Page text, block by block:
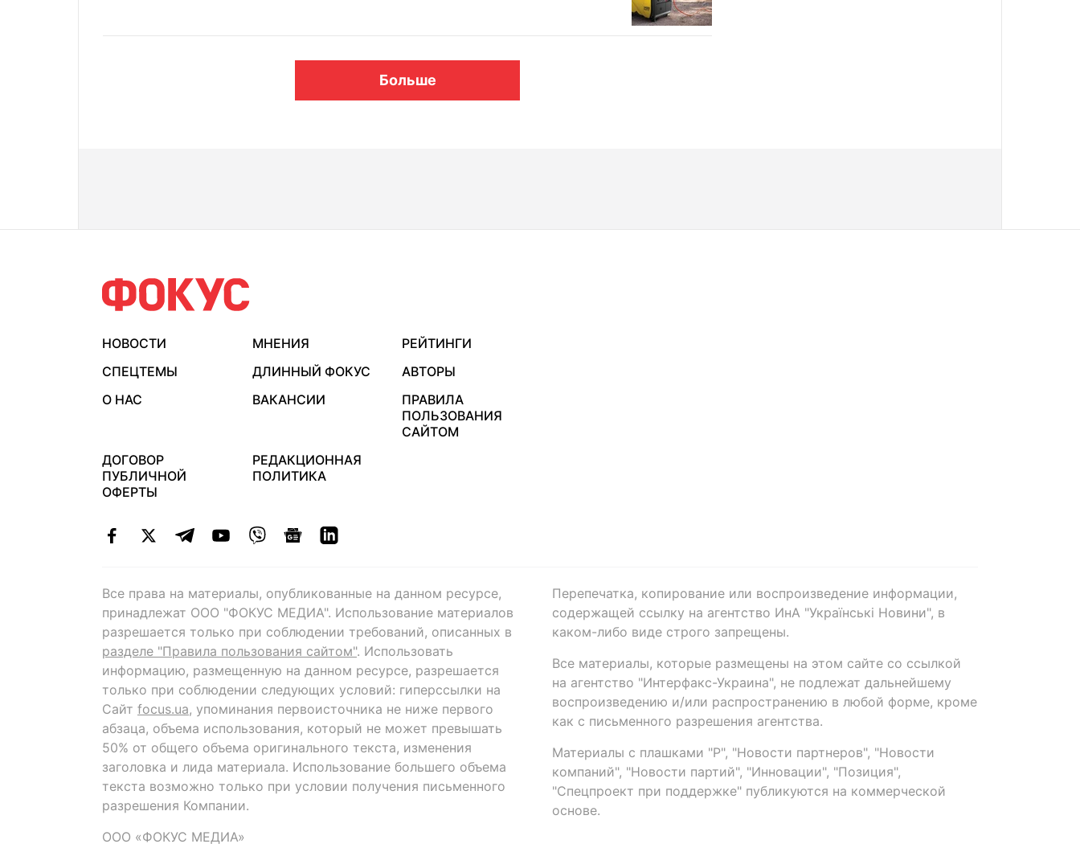
Больше
НОВОСТИ МНЕНИЯ
РЕЙТИНГИ
СПЕЦТЕМЫ
ДЛИННЫЙ ФОКУС
АВТОРЫ
О НАС
ВАКАНСИИ
ПРАВИЛА
ПОЛЬЗОВАНИЯ
САЙТОМ
ДОГОВОР
ПУБЛИЧНОЙ
ОФЕРТЫ
РЕДАКЦИОННАЯ
ПОЛИТИКА
Все права на материалы, опубликованные на данном ресурсе,
принадлежат ООО "ФОКУС МЕДИА". Использование материалов
разрешается только при соблюдении требований, описанных в
разделе "Правила пользования сайтом". Использовать
информацию, размещенную на данном ресурсе, разрешается
только при соблюдении следующих условий: гиперссылки на
Сайт focus.ua, упоминания первоисточника не ниже первого
абзаца, объема использования, который не может превышать
50% от общего объема оригинального текста, изменения
заголовка и лида материала. Использование большего объема
текста возможно только при условии получения письменного
разрешения Компании.
ООО «ФОКУС МЕДИА»
Перепечатка, копирование или воспроизведение информации,
содержащей ссылку на агентство ИнА "Українські Новини", в
каком-либо виде строго запрещены.
Все материалы, которые размещены на этом сайте со ссылкой
на агентство "Интерфакс-Украина", не подлежат дальнейшему
воспроизведению и/или распространению в любой форме, кроме
как с письменного разрешения агентства.
Материалы с плашками "Р", "Новости партнеров", "Новости
компаний", "Новости партий", "Инновации", "Позиция",
"Спецпроект при поддержке" публикуются на коммерческой
основе.